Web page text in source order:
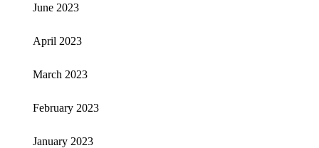
June 2023
April 2023
March 2023
February 2023
January 2023